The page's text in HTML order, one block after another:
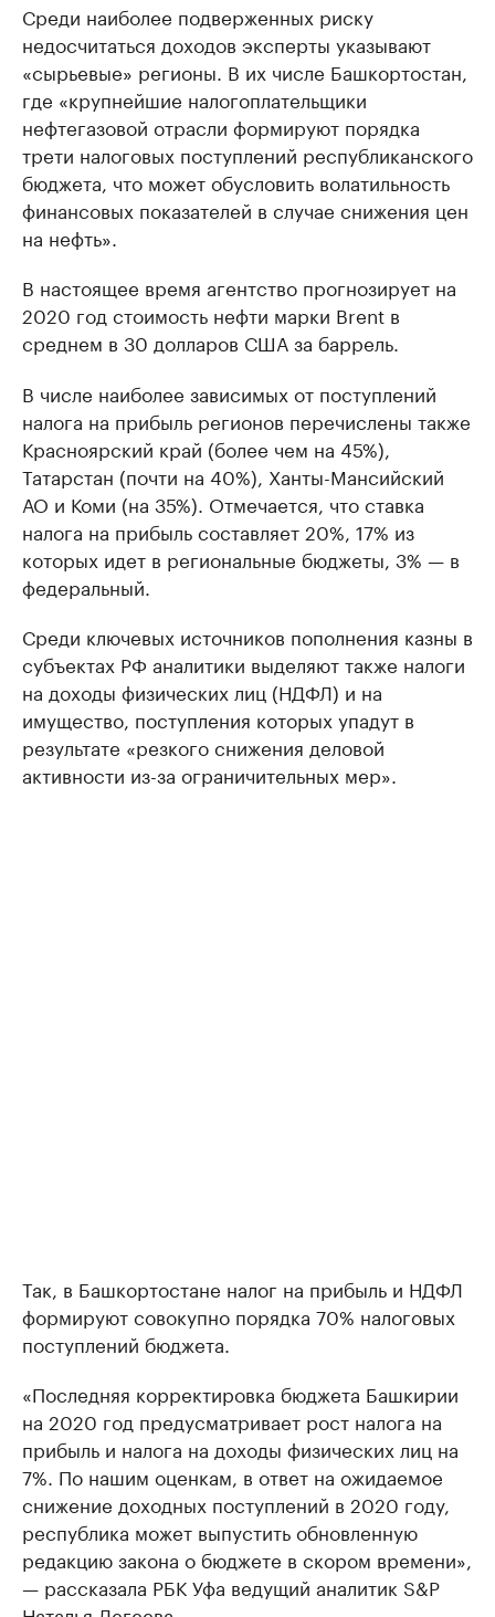
Среди наиболее подверженных риску
недосчитаться доходов эксперты указывают
«сырьевые» регионы. В их числе Башкортостан,
где «крупнейшие налогоплательщики
нефтегазовой отрасли формируют порядка
трети налоговых поступлений республиканского
бюджета, что может обусловить волатильность
финансовых показателей в случае снижения цен
на нефть».
В настоящее время агентство прогнозирует на
2020 год стоимость нефти марки Brent в
среднем в 30 долларов США за баррель.
В числе наиболее зависимых от поступлений
налога на прибыль регионов перечислены также
Красноярский край (более чем на 45%),
Татарстан (почти на 40%), Ханты-Мансийский
АО и Коми (на 35%). Отмечается, что ставка
налога на прибыль составляет 20%, 17% из
которых идет в региональные бюджеты, 3% — в
федеральный.
Среди ключевых источников пополнения казны в
субъектах РФ аналитики выделяют также налоги
на доходы физических лиц (НДФЛ) и на
имущество, поступления которых упадут в
результате «резкого снижения деловой
активности из-за ограничительных мер».
Так, в Башкортостане налог на прибыль и НДФЛ
формируют совокупно порядка 70% налоговых
поступлений бюджета.
«Последняя корректировка бюджета Башкирии
на 2020 год предусматривает рост налога на
прибыль и налога на доходы физических лиц на
7%. По нашим оценкам, в ответ на ожидаемое
снижение доходных поступлений в 2020 году,
республика может выпустить обновленную
редакцию закона о бюджете в скором времени»,
— рассказала РБК Уфа ведущий аналитик S&P